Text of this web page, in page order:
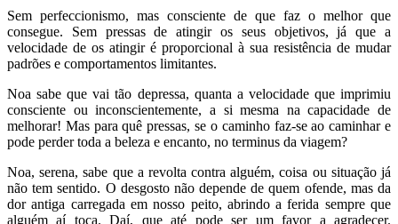
Sem perfeccionismo, mas consciente de que faz o melhor que
consegue. Sem pressas de atingir os seus objetivos, já que a
velocidade de os atingir é proporcional à sua resistência de mudar
padrões e comportamentos limitantes.
Noa sabe que vai tão depressa, quanta a velocidade que imprimiu
consciente ou inconscientemente, a si mesma na capacidade de
melhorar! Mas para quê pressas, se o caminho faz-se ao caminhar e
pode perder toda a beleza e encanto, no terminus da viagem?
Noa, serena, sabe que a revolta contra alguém, coisa ou situação já
não tem sentido. O desgosto não depende de quem ofende, mas da
dor antiga carregada em nosso peito, abrindo a ferida sempre que
alguém aí toca. Daí, que até pode ser um favor a agradecer.